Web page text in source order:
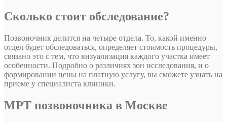
Сколько стоит обследование?
Позвоночник делится на четыре отдела. То, какой именно
отдел будет обследоваться, определяет стоимость процедуры,
связано это с тем, что визуализация каждого участка имеет
особенности. Подробно о различиях зон исследования, и о
формировании цены на платную услугу, вы сможете узнать на
приеме у специалиста клиники.
МРТ позвоночника в Москве